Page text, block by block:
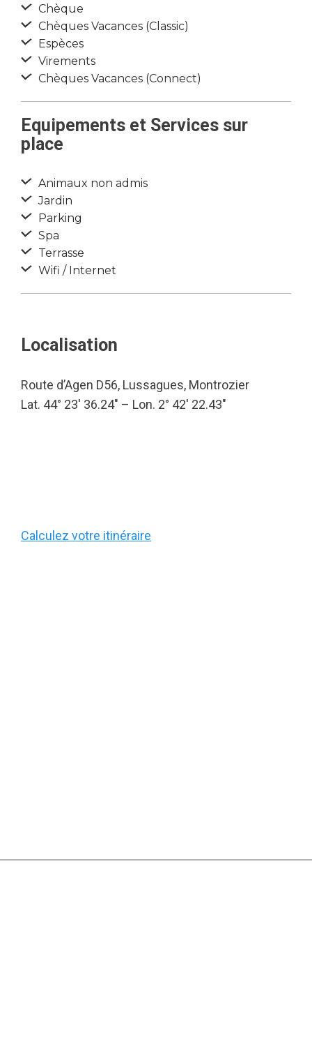
Chèque
Chèques Vacances (Classic)
Espèces
Virements
Chèques Vacances (Connect)
Equipements et Services sur
place
Animaux non admis
Jardin
Parking
Spa
Terrasse
Wifi / Internet
Localisation
Route d’Agen D56, Lussagues, Montrozier
Lat. 44° 23′ 36.24″ – Lon. 2° 42′ 22.43″
Calculez votre itinéraire